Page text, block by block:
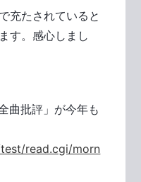
充たされていると
す。感心しまし
曲批評」が今年も
read.cgi/morn